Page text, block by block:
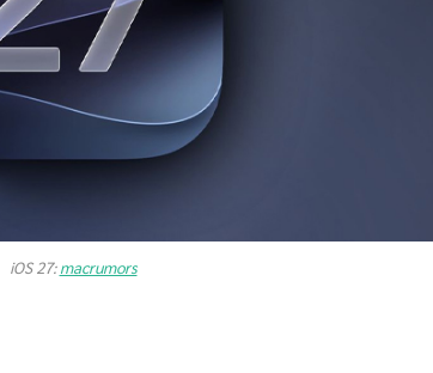
iOS 27:macrumors